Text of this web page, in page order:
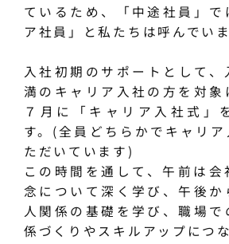
ているため、「中途社員」で
ア社員」と私たちは呼んでいま
入社初期のサポートとして、
満のキャリア入社の方を対象
７月に「キャリア入社式」
す。(全員どちらかでキャリ
ただいています)
この時間を通して、午前は会
念について深く学び、午後か
人関係の基礎を学び、職場で
係づくりやスキルアップにつ